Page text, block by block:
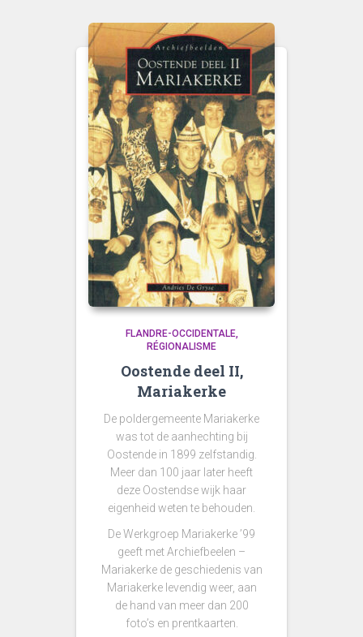
FLANDRE-OCCIDENTALE
RÉGIONALISME
Oostende deel II,
Mariakerke
De poldergemeente Mariakerke
was tot de aanhechting bij
Oostende in 1899 zelfstandig.
Meer dan 100 jaar later heeft
deze Oostendse wijk haar
eigenheid weten te behouden.
De Werkgroep Mariakerke ’99
geeft met Archiefbeelen –
Mariakerke de geschiedenis van
Mariakerke levendig weer, aan
de hand van meer dan 200
foto’s en prentkaarten.